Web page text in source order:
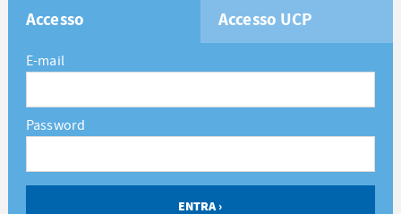
Accesso Accesso UCP
E-mail
Password